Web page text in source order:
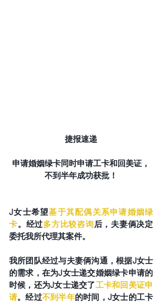
捷报速递
申请婚姻绿卡同时申请工卡和回美证，
不到半年成功获批！
J女士希望基于其配偶关系申请婚姻绿
卡。经过多方比较咨询后，夫妻俩决定
委托我所代理其案件。
我所团队经过与夫妻俩沟通，根据J女士
的需求，在为J女士递交婚姻绿卡申请的
时候，还为J女士递交了工卡和回美证申
请。经过不到半年的时间，J女士的工卡